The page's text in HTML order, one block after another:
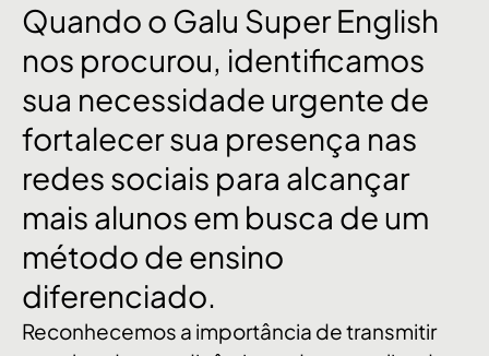
Quando o Galu SuperEnglish
nos procurou, identificamos
sua necessidade urgente de
fortalecersua presença nas
redes sociais para alcançar
mais alunos em busca de um
método de ensino
diferenciado.
Reconhecemos a importância de transmitir